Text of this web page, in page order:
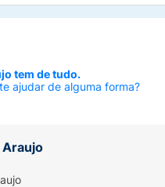
intenso
tem de tudo.
ajudar de alguma forma?
Araujo